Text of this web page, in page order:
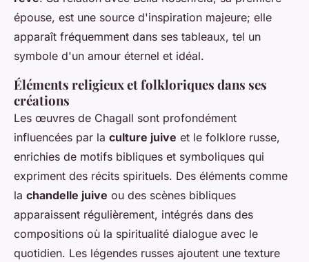
épouse, est une source d'inspiration majeure; elle
apparaît fréquemment dans ses tableaux, tel un
symbole d'un amour éternel et idéal.
Éléments religieux et folkloriques dans ses
créations
Les œuvres de Chagall sont profondément
influencées par la culture juive et le folklore russe,
enrichies de motifs bibliques et symboliques qui
expriment des récits spirituels. Des éléments comme
la chandelle juive ou des scènes bibliques
apparaissent régulièrement, intégrés dans des
compositions où la spiritualité dialogue avec le
quotidien. Les légendes russes ajoutent une texture